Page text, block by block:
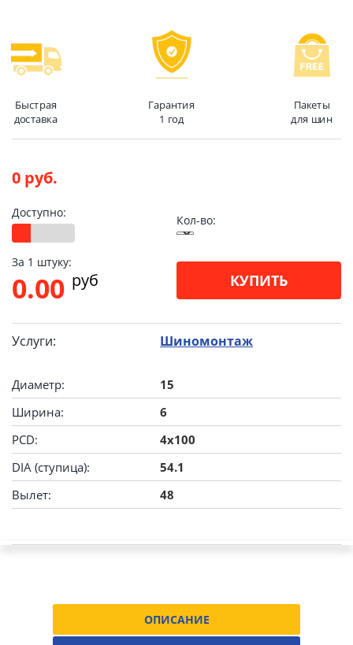
Быстрая
доставка
Гарантия
1 год
Пакеты
для шин
0 руб.
Доступно:
Кол-во:
За 1 штуку:
0.00 pуб КУПИТЬ
Услуги: Шиномонтаж
Диаметр:
15
Ширина:
6
PCD:
4x100
DIA (ступица):
54.1
Вылет:
48
ОПИСАНИЕ